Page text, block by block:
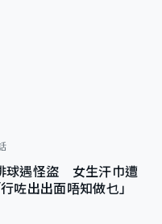
球遇怪盜 女生汗巾遭
咗出出面唔知做乜」